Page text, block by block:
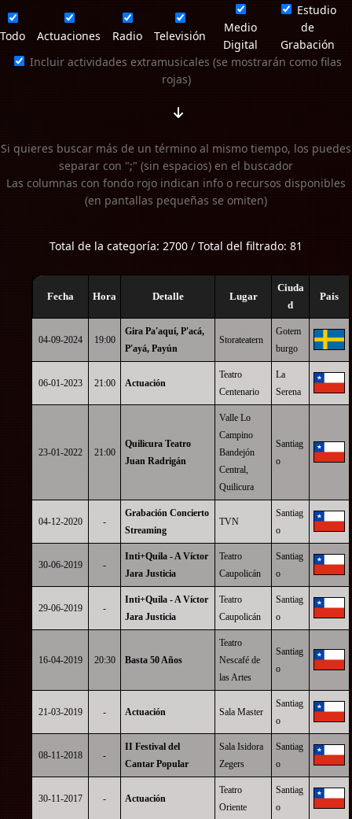
Todo Actuaciones Radio Televisión
Medio
Digital
Estudio
de
Grabación
Incluir actividades extramusicales (se mostrarán como filas
rojas)
Si quieres buscar más de un término al mismo tiempo, los puedes
separar con ";" (sin espacios) en el buscador
Las columnas con fondo rojo indican info o recursos disponibles
(en pantallas pequeñas se omiten)
Total de la categoría: 2700 / Total del filtrado: 81
Fecha Hora Detalle Lugar
Ciuda
d
País
04-09-2024 19:00
Gira Pa'aquí, P'acá,
P'ayá, Payún
Storateatern
Gotem
burgo
06-01-2023 21:00 Actuación
Teatro
Centenario
La
Serena
23-01-2022 21:00
Quilicura Teatro
Juan Radrigán
Valle Lo
Campino
Bandejón
Central,
Quilicura
Santiag
o
04-12-2020 -
Grabación Concierto
Streaming
TVN
Santiag
o
30-06-2019 -
Inti+Quila - A Víctor
Jara Justicia
Teatro
Caupolicán
Santiag
o
29-06-2019 -
Inti+Quila - A Víctor
Jara Justicia
Teatro
Caupolicán
Santiag
o
16-04-2019 20:30 Basta 50 Años
Teatro
Nescafé de
las Artes
Santiag
o
21-03-2019 - Actuación Sala Master
Santiag
o
08-11-2018 -
II Festival del
Cantar Popular
Sala Isidora
Zegers
Santiag
o
30-11-2017 - Actuación
Teatro
Oriente
Santiag
o